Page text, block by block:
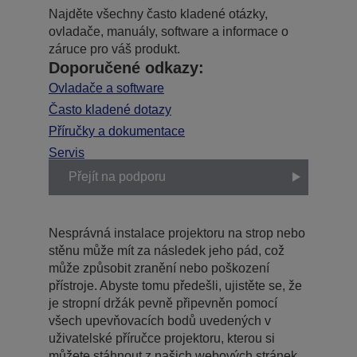
Najděte všechny často kladené otázky,
ovladače, manuály, software a informace o
záruce pro váš produkt.
Doporučené odkazy:
Ovladače a software
Často kladené dotazy
Příručky a dokumentace
Servis
Přejít na podporu
Nesprávná instalace projektoru na strop nebo
stěnu může mít za následek jeho pád, což
může způsobit zranění nebo poškození
přístroje. Abyste tomu předešli, ujistěte se, že
je stropní držák pevně připevněn pomocí
všech upevňovacích bodů uvedených v
uživatelské příručce projektoru, kterou si